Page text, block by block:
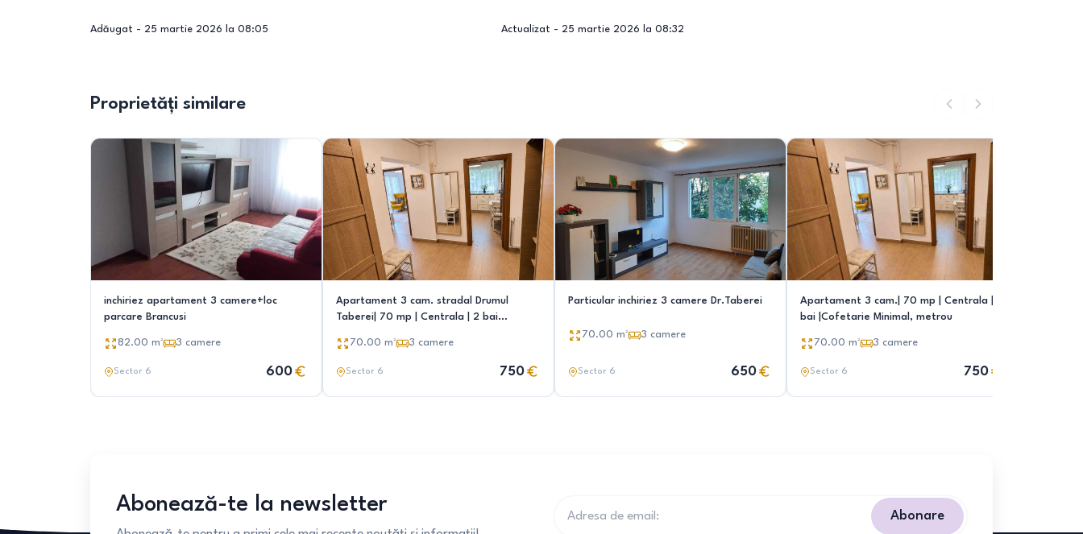
Adăugat - 25 martie 2026 la 08:05 Actualizat - 25 martie 2026 la 08:32
Proprietăți similare
inchiriez apartament 3 camere+loc
parcare Brancusi
82.00 m² 3 camere
Sector 6 600
Apartament 3 cam. stradal Drumul
Taberei| 70 mp | Centrala | 2 bai
70.00 m² 3 camere
Sector 6 750
Particular inchiriez 3 camere Dr.Taberei
70.00 m² 3 camere
Sector 6 650
Apartament 3 cam.| 70 mp | Centrala | 2
bai |Cofetarie Minimal, metrou
70.00 m² 3 camere
Sector 6 750
Abonează-te la newsletter Abonare